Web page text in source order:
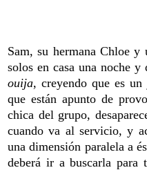
Sam, su hermana Chloe y
solos en casa una noche
ouija, creyendo que es
que están apunto de
chica del grupo,
cuando va al servicio, y
una dimensión paralela a
deberá ir a buscarla para